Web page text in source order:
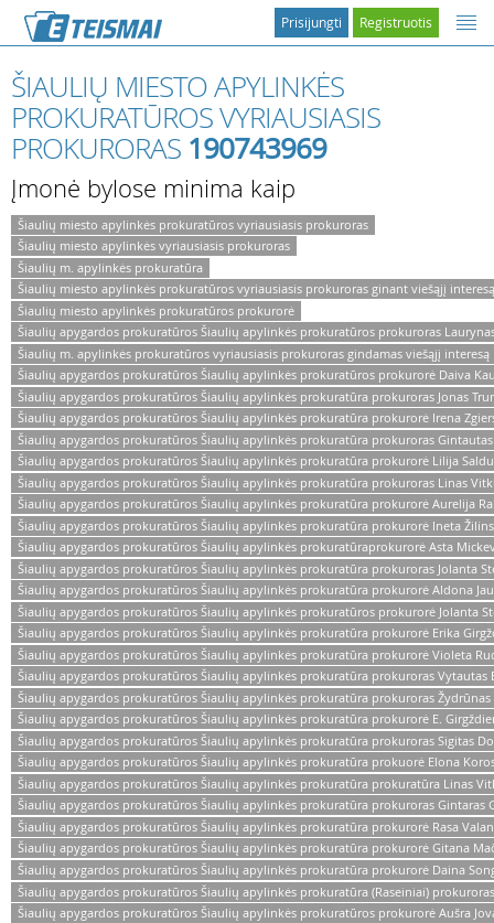
Registruotis
Prisijungti
ŠIAULIŲ MIESTO APYLINKĖS
PROKURATŪROS VYRIAUSIASIS
PROKURORAS 190743969
Įmonė bylose minima kaip
Šiaulių miesto apylinkės prokuratūros vyriausiasis prokuroras
Šiaulių miesto apylinkės vyriausiasis prokuroras
Šiaulių m. apylinkės prokuratūra
Šiaulių miesto apylinkės prokuratūros vyriausiasis prokuroras ginant viešąjį interesą
Šiaulių miesto apylinkės prokuratūros prokurorė
Šiaulių apygardos prokuratūros Šiaulių apylinkės prokuratūros prokuroras
Šiaulių m. apylinkės prokuratūros vyriausiasis prokuroras gindamas viešąjį interesą
Šiaulių apygardos prokuratūros Šiaulių apylinkės prokuratūros prokurorė Daiva
Šiaulių apygardos prokuratūros Šiaulių apylinkės prokuratūra prokuroras Jonas
Šiaulių apygardos prokuratūros Šiaulių apylinkės prokuratūra prokurorė Irena
Šiaulių apygardos prokuratūros Šiaulių apylinkės prokuratūra prokuroras
Šiaulių apygardos prokuratūros Šiaulių apylinkės prokuratūra prokurorė Lilija
Šiaulių apygardos prokuratūros Šiaulių apylinkės prokuratūra prokuroras Linas
Šiaulių apygardos prokuratūros Šiaulių apylinkės prokuratūra prokurorė Aurelija
Šiaulių apygardos prokuratūros Šiaulių apylinkės prokuratūra prokurorė Ineta
Šiaulių apygardos prokuratūros Šiaulių apylinkės prokuratūraprokurorė Asta
Šiaulių apygardos prokuratūros Šiaulių apylinkės prokuratūra prokuroras Jolanta
Šiaulių apygardos prokuratūros Šiaulių apylinkės prokuratūra prokurorė Aldona
Šiaulių apygardos prokuratūros Šiaulių apylinkės prokuratūros prokurorė Jolanta
Šiaulių apygardos prokuratūros Šiaulių apylinkės prokuratūra prokurorė Erika
Šiaulių apygardos prokuratūros Šiaulių apylinkės prokuratūra prokurorė Violeta
Šiaulių apygardos prokuratūros Šiaulių apylinkės prokuratūra prokuroras Vytautas
Šiaulių apygardos prokuratūros Šiaulių apylinkės prokuratūra prokuroras Žydrūnas
Šiaulių apygardos prokuratūros Šiaulių apylinkės prokuratūra prokurorė E.
Šiaulių apygardos prokuratūros Šiaulių apylinkės prokuratūra prokuroras Sigitas
Šiaulių apygardos prokuratūros Šiaulių apylinkės prokuratūra prokuorė Elona
Šiaulių apygardos prokuratūros Šiaulių apylinkės prokuratūra prokuratūra Linas
Šiaulių apygardos prokuratūros Šiaulių apylinkės prokuratūra prokuroras Gintaras
Šiaulių apygardos prokuratūros Šiaulių apylinkės prokuratūra prokurorė Rasa
Šiaulių apygardos prokuratūros Šiaulių apylinkės prokuratūra prokurorė Gitana
Šiaulių apygardos prokuratūros Šiaulių apylinkės prokuratūra prokurorė Daina
Šiaulių apygardos prokuratūros Šiaulių apylinkės prokuratūra (Raseiniai)
Šiaulių apygardos prokuratūros Šiaulių apylinkės prokuratūros prokurorė Aušra